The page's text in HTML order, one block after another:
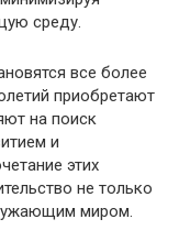
среду.
все более
приобретают
на поиск
и
этих
не только
миром.